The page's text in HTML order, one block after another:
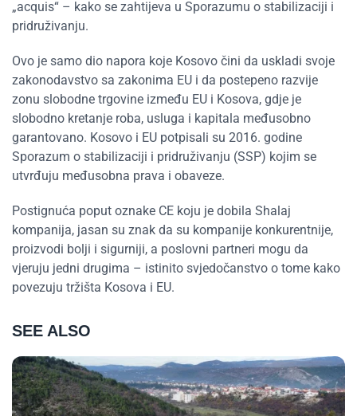
„acquis“ – kako se zahtijeva u Sporazumu o stabilizaciji i
pridruživanju.
Ovo je samo dio napora koje Kosovo čini da uskladi svoje
zakonodavstvo sa zakonima EU i da postepeno razvije
zonu slobodne trgovine između EU i Kosova, gdje je
slobodno kretanje roba, usluga i kapitala međusobno
garantovano. Kosovo i EU potpisali su 2016. godine
Sporazum o stabilizaciji i pridruživanju (SSP) kojim se
utvrđuju međusobna prava i obaveze.
Postignuća poput oznake CE koju je dobila Shalaj
kompanija, jasan su znak da su kompanije konkurentnije,
proizvodi bolji i sigurniji, a poslovni partneri mogu da
vjeruju jedni drugima – istinito svjedočanstvo o tome kako
povezuju tržišta Kosova i EU.
SEE ALSO